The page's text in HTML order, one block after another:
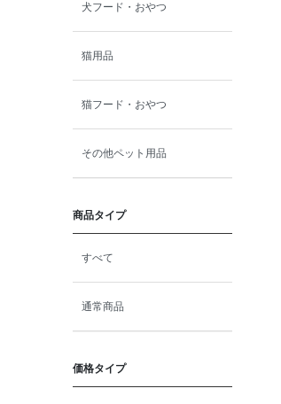
犬フード・おやつ
猫用品
猫フード・おやつ
その他ペット用品
商品タイプ
すべて
通常商品
価格タイプ